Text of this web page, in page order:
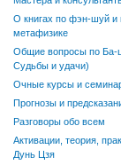
О книгах по фэн-шуй и
метафизике
Общие вопросы по Ба-
Судьбы и удачи)
Очные курсы и
Прогнозы и
Разговоры обо всем
Активации, теория,
Дунь Цзя